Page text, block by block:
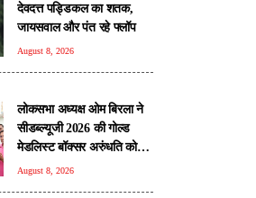
देवदत्त पड्डिकल का शतक,
जायसवाल और पंत रहे फ्लॉप
August 8, 2026
लोकसभा अध्यक्ष ओम बिरला ने
सीडब्ल्यूजी 2026 की गोल्ड
मेडलिस्ट बॉक्सर अरुंधति को
किया सम्मानित
August 8, 2026